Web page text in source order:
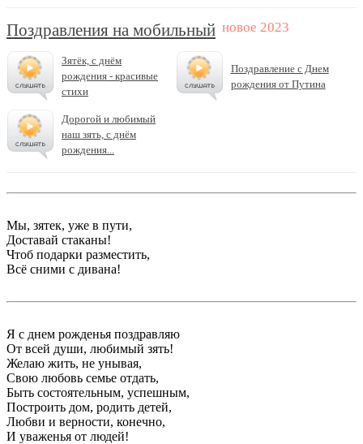
Поздравления на мобильный
Зятёк, с днём
рождения - красивые
стихи
Поздравление с Днем
рождения от Путина
Дорогой и любимый
наш зять, с днём
рождения...
Мы, зятек, уже в пути,
Доставай стаканы!
Чтоб подарки разместить,
Всё сними с дивана!
Я с днем рожденья поздравляю
От всей души, любимый зять!
Желаю жить, не унывая,
Свою любовь семье отдать,
Быть состоятельным, успешным,
Построить дом, родить детей,
Любви и верности, конечно,
И уваженья от людей!